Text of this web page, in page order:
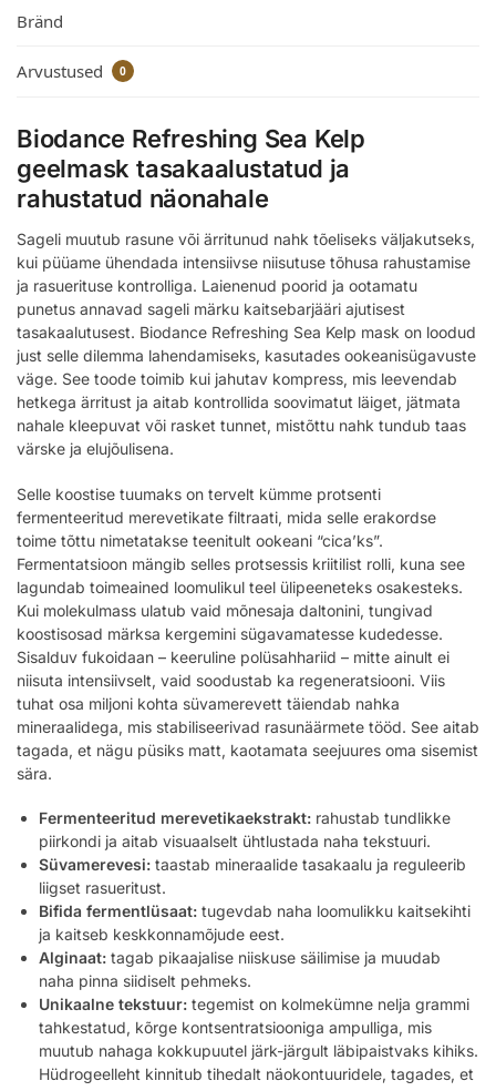
Bränd
Arvustused 0
Biodance Refreshing Sea Kelp
geelmask tasakaalustatud ja
rahustatud näonahale
Sageli muutub rasune või ärritunud nahk tõeliseks väljakutseks,
kui püüame ühendada intensiivse niisutuse tõhusa rahustamise
ja rasuerituse kontrolliga. Laienenud poorid ja ootamatu
punetus annavad sageli märku kaitsebarjääri ajutisest
tasakaalutusest. Biodance Refreshing Sea Kelp mask on loodud
just selle dilemma lahendamiseks, kasutades ookeanisügavuste
väge. See toode toimib kui jahutav kompress, mis leevendab
hetkega ärritust ja aitab kontrollida soovimatut läiget, jätmata
nahale kleepuvat või rasket tunnet, mistõttu nahk tundub taas
värske ja elujõulisena.
Selle koostise tuumaks on tervelt kümme protsenti
fermenteeritud merevetikate filtraati, mida selle erakordse
toime tõttu nimetatakse teenitult ookeani “cica’ks”.
Fermentatsioon mängib selles protsessis kriitilist rolli, kuna see
lagundab toimeained loomulikul teel ülipeeneteks osakesteks.
Kui molekulmass ulatub vaid mõnesaja daltonini, tungivad
koostisosad märksa kergemini sügavamatesse kudedesse.
Sisalduv fukoidaan – keeruline polüsahhariid – mitte ainult ei
niisuta intensiivselt, vaid soodustab ka regeneratsiooni. Viis
tuhat osa miljoni kohta süvamerevett täiendab nahka
mineraalidega, mis stabiliseerivad rasunäärmete tööd. See aitab
tagada, et nägu püsiks matt, kaotamata seejuures oma sisemist
sära.
Fermenteeritud merevetikaekstrakt: rahustab tundlikke
piirkondi ja aitab visuaalselt ühtlustada naha tekstuuri.
Süvamerevesi: taastab mineraalide tasakaalu ja reguleerib
liigset rasueritust.
Bifida fermentlüsaat: tugevdab naha loomulikku kaitsekihti
ja kaitseb keskkonnamõjude eest.
Alginaat: tagab pikaajalise niiskuse säilimise ja muudab
naha pinna siidiselt pehmeks.
Unikaalne tekstuur: tegemist on kolmekümne nelja grammi
tahkestatud, kõrge kontsentratsiooniga ampulliga, mis
muutub nahaga kokkupuutel järk-järgult läbipaistvaks kihiks.
Hüdrogeelleht kinnitub tihedalt näokontuuridele, tagades, et